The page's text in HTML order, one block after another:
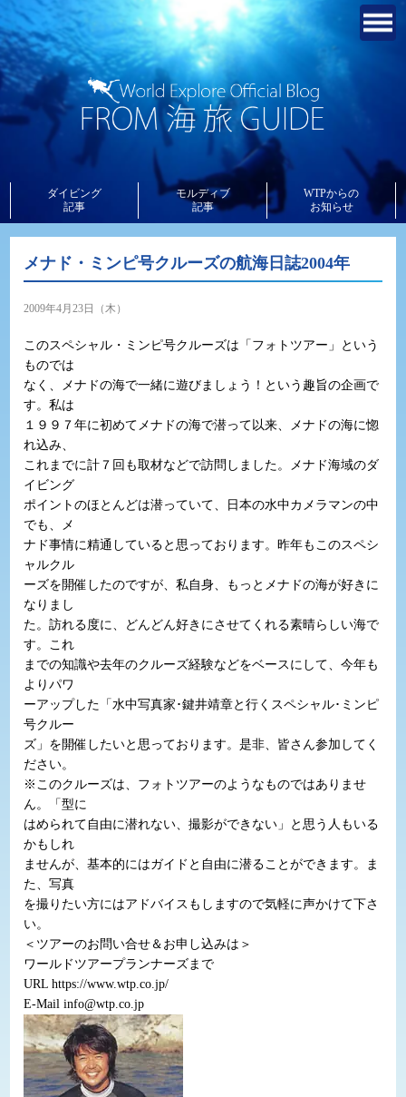
ダイビング
記事
モルディブ
記事
WTPからの
お知らせ
メナド・ミンピ号クルーズの航海日誌2004年
2009年4月23日（木）
このスペシャル・ミンピ号クルーズは「フォトツアー」という
ものでは
なく、メナドの海で一緒に遊びましょう！という趣旨の企画で
す。私は
１９９７年に初めてメナドの海で潜って以来、メナドの海に惚
れ込み、
これまでに計７回も取材などで訪問しました。メナド海域のダ
イビング
ポイントのほとんどは潜っていて、日本の水中カメラマンの中
でも、メ
ナド事情に精通していると思っております。昨年もこのスペシ
ャルクル
ーズを開催したのですが、私自身、もっとメナドの海が好きに
なりまし
た。訪れる度に、どんどん好きにさせてくれる素晴らしい海で
す。これ
までの知識や去年のクルーズ経験などをベースにして、今年も
よりパワ
ーアップした「水中写真家･鍵井靖章と行くスペシャル･ミンピ
号クルー
ズ」を開催したいと思っております。是非、皆さん参加してく
ださい。
※このクルーズは、フォトツアーのようなものではありませ
ん。「型に
はめられて自由に潜れない、撮影ができない」と思う人もいる
かもしれ
ませんが、基本的にはガイドと自由に潜ることができます。ま
た、写真
を撮りたい方にはアドバイスもしますので気軽に声かけて下さ
い。
＜ツアーのお問い合せ＆お申し込みは＞
ワールドツアープランナーズまで
URL https://www.wtp.co.jp/
E-Mail info@wtp.co.jp